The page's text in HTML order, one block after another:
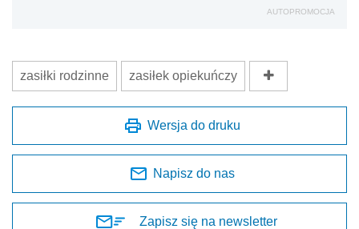
AUTOPROMOCJA
zasiłki rodzinne zasiłek opiekuńczy
Wersja do druku
Napisz do nas
Zapisz się na newsletter